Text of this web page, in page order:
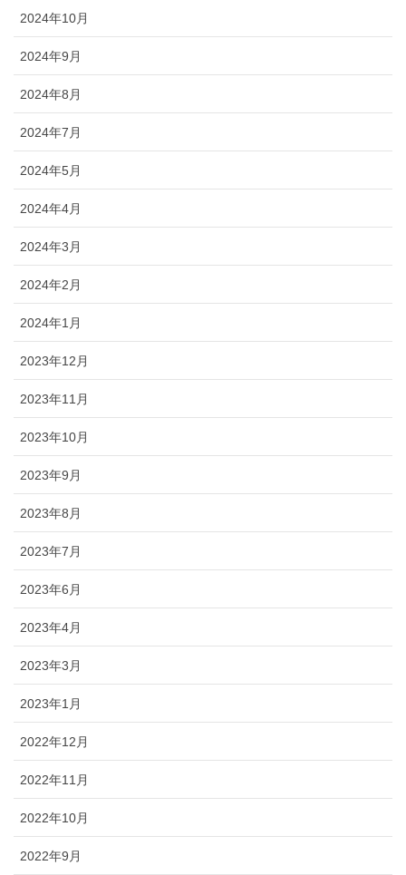
2024年10月
2024年9月
2024年8月
2024年7月
2024年5月
2024年4月
2024年3月
2024年2月
2024年1月
2023年12月
2023年11月
2023年10月
2023年9月
2023年8月
2023年7月
2023年6月
2023年4月
2023年3月
2023年1月
2022年12月
2022年11月
2022年10月
2022年9月